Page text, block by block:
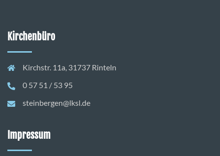
Kirchenbüro
Kirchstr. 11a, 31737 Rinteln
0 57 51 / 53 95
steinbergen@lksl.de
Impressum